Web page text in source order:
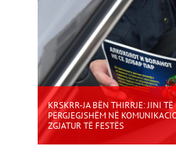
KRSKRR-JA BËN THIRRJE: JINI
PËRGJEGJSHËM NË
ZGJATUR TË FESTËS